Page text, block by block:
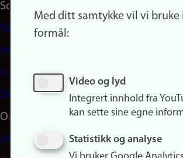
Sosiale medier
Facebook
Instagram
LinkedIn
Snapchat
Om nettstedet
Informasjonskapsler
Med ditt samtykke vil vi
formål:
Video og lyd
Integrert innhold fra
kan sette sine egne
Statistikk og analyse